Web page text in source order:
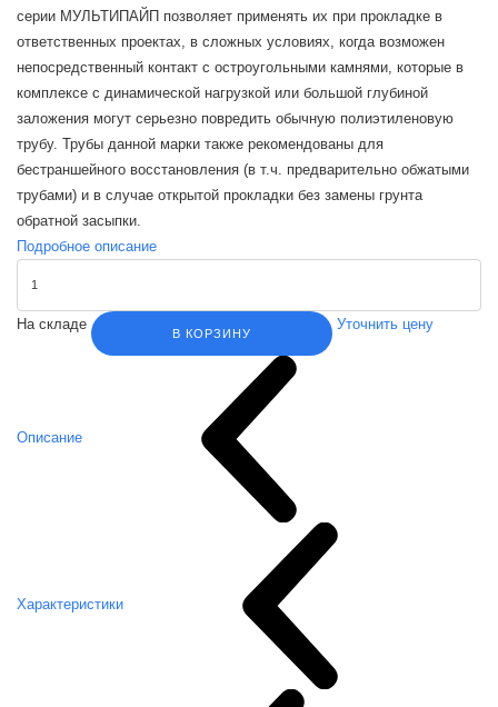
серии МУЛЬТИПАЙП позволяет применять их при прокладке в
ответственных проектах, в сложных условиях, когда возможен
непосредственный контакт с остроугольными камнями, которые в
комплексе с динамической нагрузкой или большой глубиной
заложения могут серьезно повредить обычную полиэтиленовую
трубу. Трубы данной марки также рекомендованы для
бестраншейного восстановления (в т.ч. предварительно обжатыми
трубами) и в случае открытой прокладки без замены грунта
обратной засыпки.
Подробное описание
На складе
В КОРЗИНУ
Уточнить цену
Описание
Характеристики